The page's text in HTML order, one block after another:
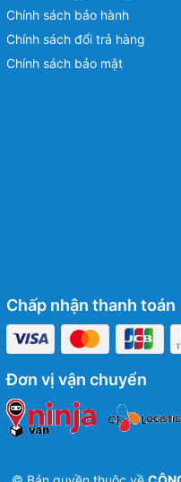
Chính sách bảo hành
Chính sách đổi trả hàng
Chính sách bảo mật
Chấp nhận thanh toán
Đơn vị vận chuyển